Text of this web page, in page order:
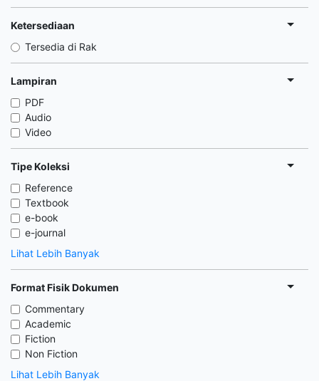
Ketersediaan
Tersedia di Rak
Lampiran
PDF
Audio
Video
Tipe Koleksi
Reference
Textbook
e-book
e-journal
Lihat Lebih Banyak
Format Fisik Dokumen
Commentary
Academic
Fiction
Non Fiction
Lihat Lebih Banyak